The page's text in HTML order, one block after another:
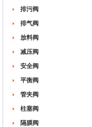
排污阀
排气阀
放料阀
减压阀
安全阀
平衡阀
管夹阀
柱塞阀
隔膜阀